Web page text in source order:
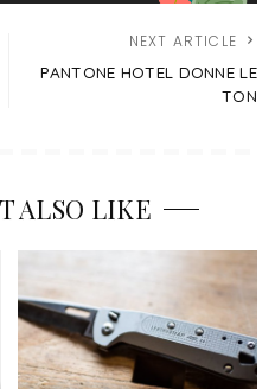
NEXT ARTICLE
PANTONE HOTEL DONNE LE
TON
ALSO LIKE